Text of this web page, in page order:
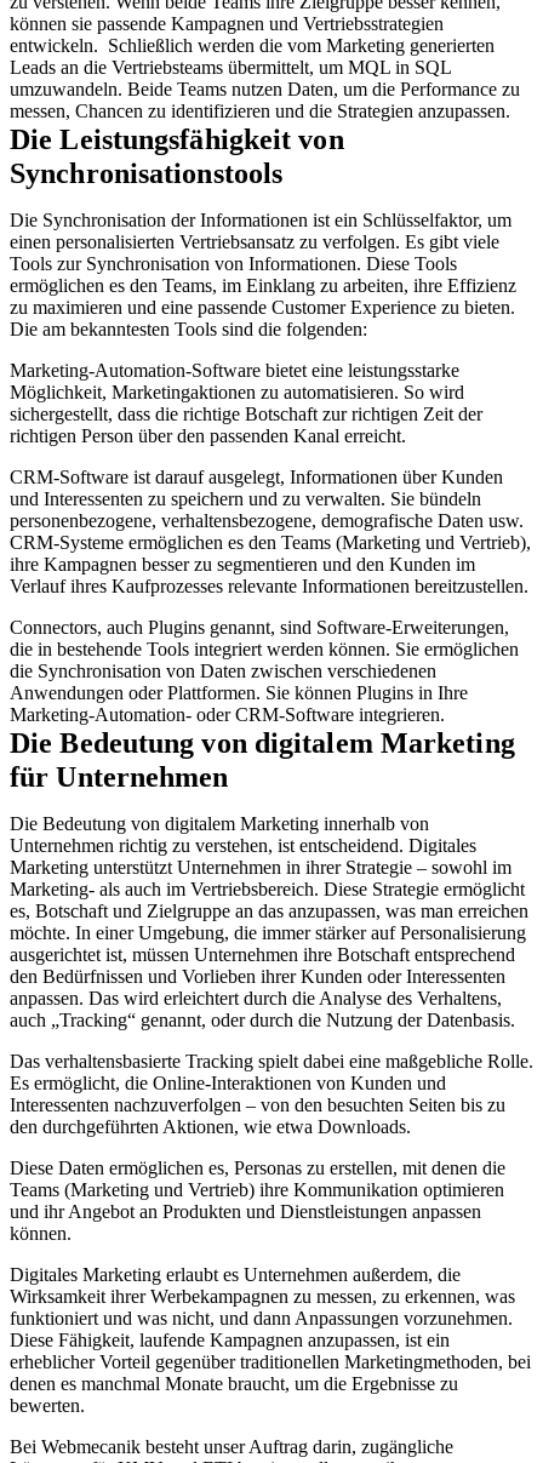
können sie passende Kampagnen und Vertriebsstrategien
entwickeln. Schließlich werden die vom Marketing generierten
Leads an die Vertriebsteams übermittelt, um MQL in SQL
umzuwandeln. Beide Teams nutzen Daten, um die Performance zu
messen, Chancen zu identifizieren und die Strategien anzupassen.
Die Leistungsfähigkeit von
Synchronisationstools
Die Synchronisation der Informationen ist ein Schlüsselfaktor, um
einen personalisierten Vertriebsansatz zu verfolgen. Es gibt viele
Tools zur Synchronisation von Informationen. Diese Tools
ermöglichen es den Teams, im Einklang zu arbeiten, ihre Effizienz
zu maximieren und eine passende Customer Experience zu bieten.
Die am bekanntesten Tools sind die folgenden:
Marketing-Automation-Software bietet eine leistungsstarke
Möglichkeit, Marketingaktionen zu automatisieren. So wird
sichergestellt, dass die richtige Botschaft zur richtigen Zeit der
richtigen Person über den passenden Kanal erreicht.
CRM-Software ist darauf ausgelegt, Informationen über Kunden
und Interessenten zu speichern und zu verwalten. Sie bündeln
personenbezogene, verhaltensbezogene, demografische Daten usw.
CRM-Systeme ermöglichen es den Teams (Marketing und Vertrieb),
ihre Kampagnen besser zu segmentieren und den Kunden im
Verlauf ihres Kaufprozesses relevante Informationen bereitzustellen.
Connectors, auch Plugins genannt, sind Software-Erweiterungen,
die in bestehende Tools integriert werden können. Sie ermöglichen
die Synchronisation von Daten zwischen verschiedenen
Anwendungen oder Plattformen. Sie können Plugins in Ihre
Marketing-Automation- oder CRM-Software integrieren.
Die Bedeutung von digitalem Marketing
für Unternehmen
Die Bedeutung von digitalem Marketing innerhalb von
Unternehmen richtig zu verstehen, ist entscheidend. Digitales
Marketing unterstützt Unternehmen in ihrer Strategie – sowohl im
Marketing- als auch im Vertriebsbereich. Diese Strategie ermöglicht
es, Botschaft und Zielgruppe an das anzupassen, was man erreichen
möchte. In einer Umgebung, die immer stärker auf Personalisierung
ausgerichtet ist, müssen Unternehmen ihre Botschaft entsprechend
den Bedürfnissen und Vorlieben ihrer Kunden oder Interessenten
anpassen. Das wird erleichtert durch die Analyse des Verhaltens,
auch „Tracking“ genannt, oder durch die Nutzung der Datenbasis.
Das verhaltensbasierte Tracking spielt dabei eine maßgebliche Rolle.
Es ermöglicht, die Online-Interaktionen von Kunden und
Interessenten nachzuverfolgen – von den besuchten Seiten bis zu
den durchgeführten Aktionen, wie etwa Downloads.
Diese Daten ermöglichen es, Personas zu erstellen, mit denen die
Teams (Marketing und Vertrieb) ihre Kommunikation optimieren
und ihr Angebot an Produkten und Dienstleistungen anpassen
können.
Digitales Marketing erlaubt es Unternehmen außerdem, die
Wirksamkeit ihrer Werbekampagnen zu messen, zu erkennen, was
funktioniert und was nicht, und dann Anpassungen vorzunehmen.
Diese Fähigkeit, laufende Kampagnen anzupassen, ist ein
erheblicher Vorteil gegenüber traditionellen Marketingmethoden, bei
denen es manchmal Monate braucht, um die Ergebnisse zu
bewerten.
Bei Webmecanik besteht unser Auftrag darin, zugängliche